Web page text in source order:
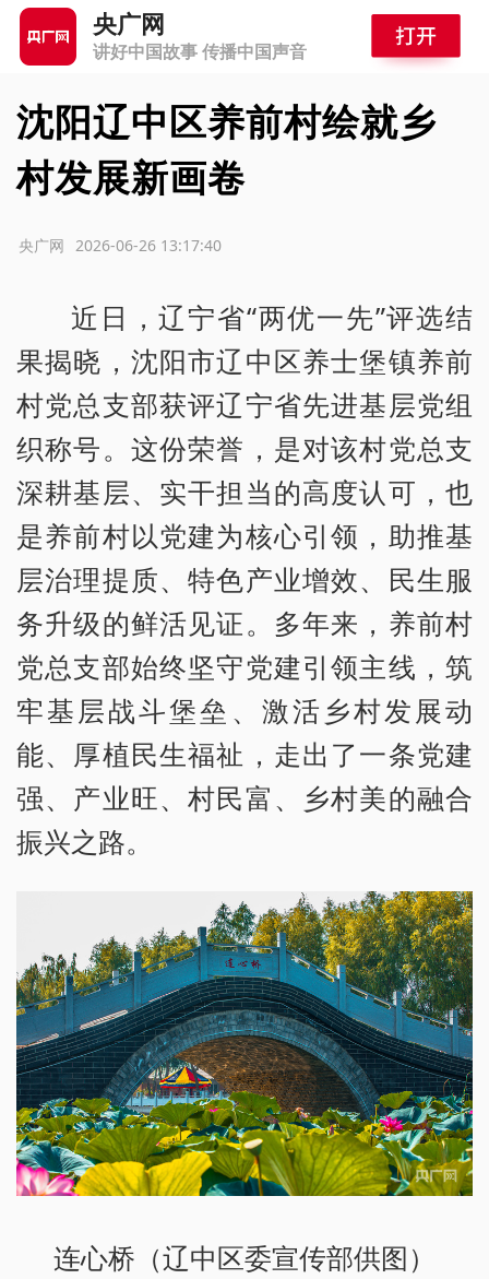
央广网
讲好中国故事 传播中国声音
沈阳辽中区养前村绘就乡
村发展新画卷
2026-06-26 13:17:40
央广网
近日，辽宁省“两优一先”评选结
果揭晓，沈阳市辽中区养士堡镇养前
村党总支部获评辽宁省先进基层党组
织称号。这份荣誉，是对该村党总支
深耕基层、实干担当的高度认可，也
是养前村以党建为核心引领，助推基
层治理提质、特色产业增效、民生服
务升级的鲜活见证。多年来，养前村
党总支部始终坚守党建引领主线，筑
牢基层战斗堡垒、激活乡村发展动
能、厚植民生福祉，走出了一条党建
强、产业旺、村民富、乡村美的融合
振兴之路。
连心桥（辽中区委宣传部供图）